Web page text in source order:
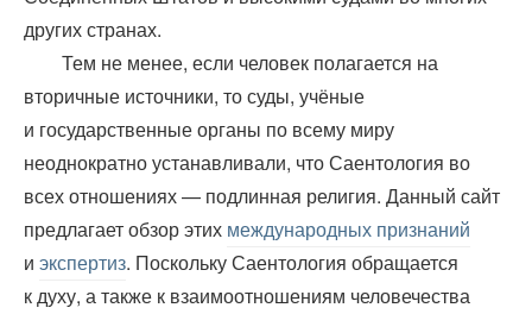
других странах.
Тем не менее, если человек полагается на
вторичные источники, то суды, учёные
и государственные органы по всему миру
неоднократно устанавливали, что Саентология во
всех отношениях — подлинная религия. Данный сайт
предлагает обзор этих международных признаний
и экспертиз. Поскольку Саентология обращается
к духу, а также к взаимоотношениям человечества